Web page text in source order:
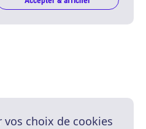
choix de cookies